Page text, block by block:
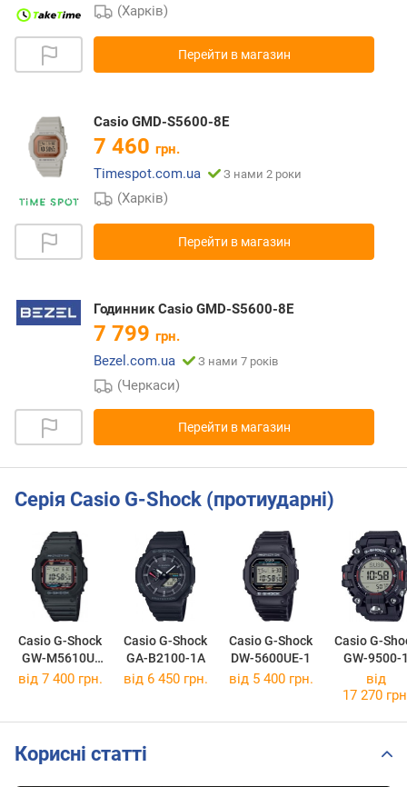
(Харків)
Перейти в магазин
Casio GMD-S5600-8E
7 460 грн.
Timespot.com.ua
З нами 2 роки
(Харків)
Перейти в магазин
Годинник Casio GMD-S5600-8E
7 799 грн.
Bezel.com.ua
З нами 7 років
(Черкаси)
Перейти в магазин
Серія Casio G-Shock (протиударні)
Casio G-Shock
GW-M5610U-
1E
Casio G-Shock
GA-B2100-1A
Casio G-Shock
DW-5600UE-1
Casio G-
GW-9500-
від 7 400 грн. від 6 450 грн. від 5 400 грн.
від
17 270
Корисні статті